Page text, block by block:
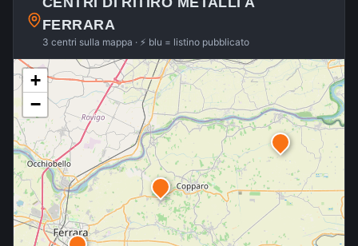
FERRARA
3 centri sulla mappa · ⚡ blu = listino pubblicato
+
−